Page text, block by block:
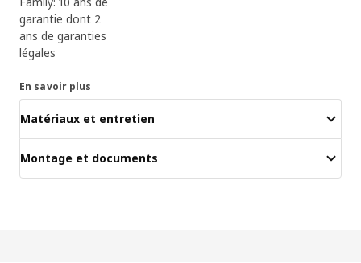
garantie dont 2
ans de garanties
légales
En savoir plus
Matériaux et entretien
Montage et documents